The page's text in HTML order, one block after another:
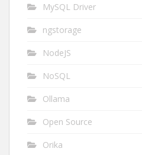
MySQL Driver
ngstorage
NodeJS
NoSQL
Ollama
Open Source
Orika